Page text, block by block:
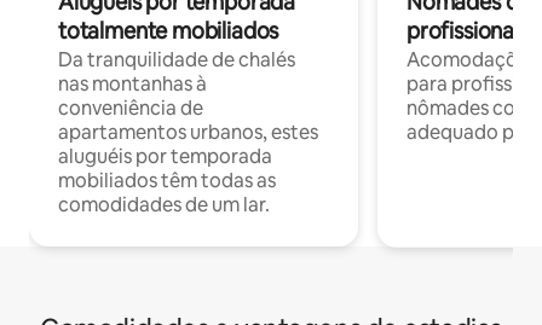
totalmente mobiliados
Da tranquilidade de chalés
nas montanhas à
conveniência de
apartamentos urbanos, estes
aluguéis por temporada
mobiliados têm todas as
comodidades de um lar.
profissionais
para
nômades com
adequado